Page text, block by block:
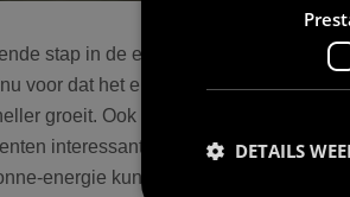
stap in de energietransitie is het
voor dat het elektriciteitsnet tegen
groeit. Ook met de afbouw en
interessanter om zelf opgewekte
energie kunt opslaan en welke
DETAILS